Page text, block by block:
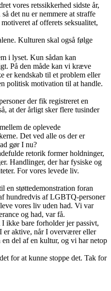
vores retssikkerhed sidste år,
det nu er nemmere at straffe
af offerets seksualitet,
Kulturen skal også følge
i lyset. Kun sådan kan
På den måde kan vi kræve
er kendskab til et problem eller
politisk motivation til at handle.
der fik registreret en
at der årligt sker flere tusinder
de oplevede
Det ved alle os der er
gør I nu?
retorik former holdninger,
Handlinger, der har fysiske og
For vores levede liv.
en støttedemonstration foran
hundredvis af LGBTQ-personer
vores liv uden had. Vi var
og had, var få.
ikke bare forholder jer passivt,
er aktive, når I overværer eller
del af en kultur, og vi har netop
for at kunne stoppe det. Tak for